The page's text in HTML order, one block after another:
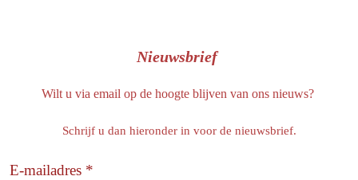
Nieuwsbrief
Wilt u via email op de hoogte blijven van ons nieuws?
Schrijf u dan hieronder in voor de nieuwsbrief.
E-mailadres *